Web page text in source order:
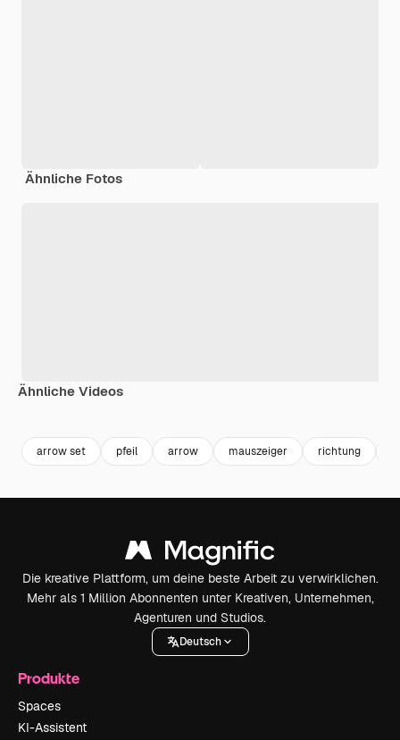
Ähnliche Fotos
Ähnliche Videos
arrow set pfeil arrow mauszeiger richtung
Die kreative Plattform, um deine beste Arbeit zu verwirklichen.
Mehr als 1 Million Abonnenten unter Kreativen, Unternehmen,
Agenturen und Studios.
Deutsch
Produkte
Spaces
KI-Assistent